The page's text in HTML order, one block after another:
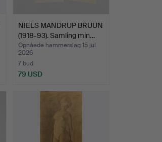
NIELS MANDRUP BRUUN
(1918-93). Samling min…
Opnåede hammerslag 15 jul
2026
7 bud
79 USD